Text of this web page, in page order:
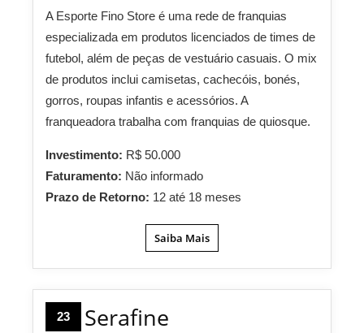
A Esporte Fino Store é uma rede de franquias
especializada em produtos licenciados de times de
futebol, além de peças de vestuário casuais. O mix
de produtos inclui camisetas, cachecóis, bonés,
gorros, roupas infantis e acessórios. A
franqueadora trabalha com franquias de quiosque.
Investimento: R$ 50.000
Faturamento: Não informado
Prazo de Retorno: 12 até 18 meses
Saiba Mais
23 Serafine